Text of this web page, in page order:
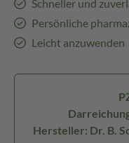
Schneller und
Persönliche
Leicht anzuwenden
Hersteller: Dr. B.